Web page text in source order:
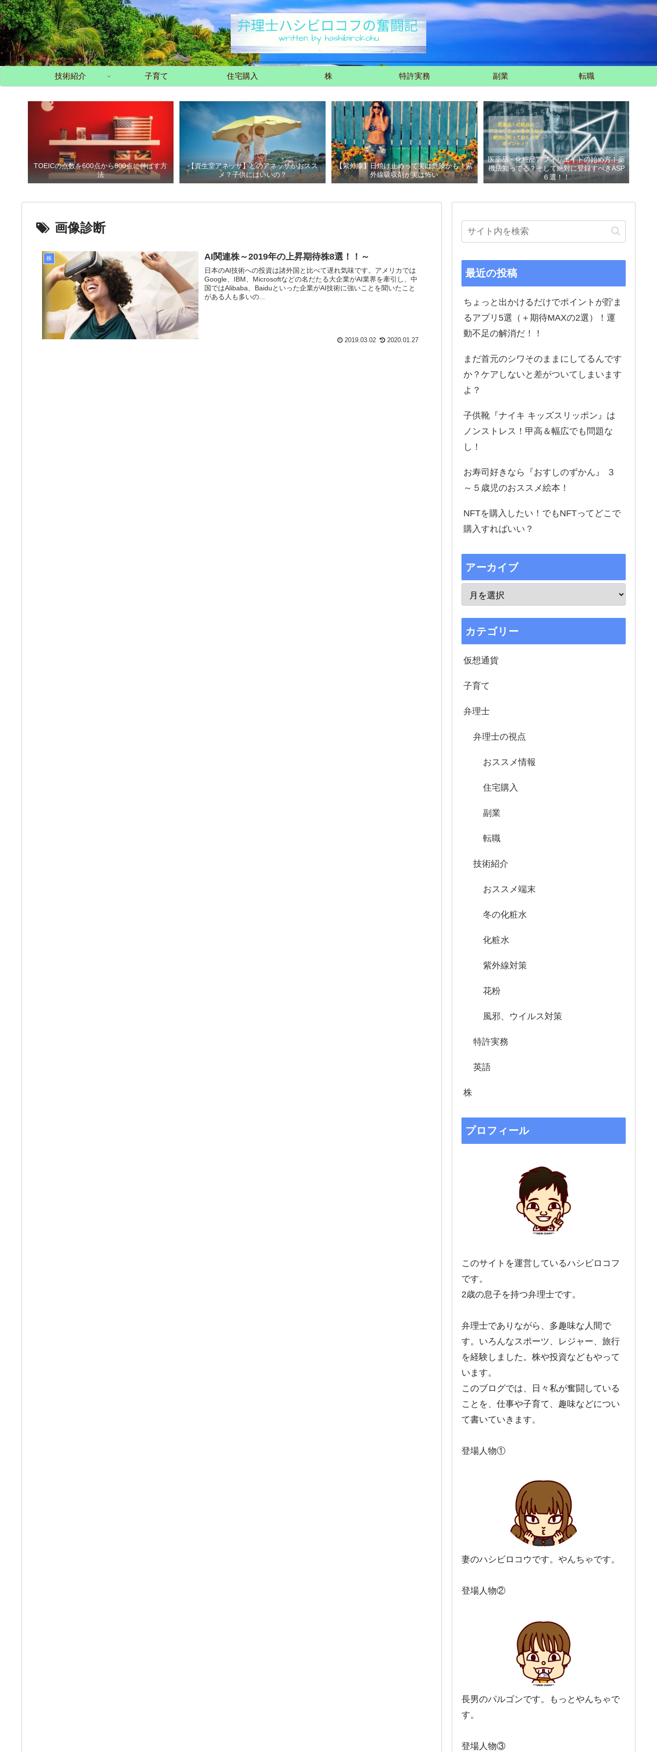
技術紹介 子育て 住宅購入 株 特許実務 副業 転職
TOEICの点数を600点から800点に伸ばす方
法
【資生堂アネッサ】どのアネッサがおスス
メ？子供にはいいの？
【紫外線】日焼け止めって実は危険かも！紫
外線吸収剤が実は怖い
医薬品・化粧品アフィリエイトの始め方！薬
機法知ってる？そして絶対に登録すべきASP
６選！！
画像診断
株 AI関連株～2019年の上昇期待株8選！！～
日本のAI技術への投資は諸外国と比べて遅れ気味です。アメリカでは
Google、IBM、Microsoftなどの名だたる大企業がAI業界を牽引し、中
国ではAlibaba、Baiduといった企業がAI技術に強いことを聞いたこと
がある人も多いの...
2019.03.02 2020.01.27
最近の投稿
ちょっと出かけるだけでポイントが貯ま
るアプリ5選（＋期待MAXの2選）！運
動不足の解消だ！！
まだ首元のシワそのままにしてるんです
か？ケアしないと差がついてしまいます
よ？
子供靴『ナイキ キッズスリッポン』は
ノンストレス！甲高＆幅広でも問題な
し！
お寿司好きなら『おすしのずかん』 ３
～５歳児のおススメ絵本！
NFTを購入したい！でもNFTってどこで
購入すればいい？
アーカイブ
カテゴリー
仮想通貨
子育て
弁理士
弁理士の視点
おススメ情報
住宅購入
副業
転職
技術紹介
おススメ端末
冬の化粧水
化粧水
紫外線対策
花粉
風邪、ウイルス対策
特許実務
英語
株
プロフィール
このサイトを運営しているハシビロコフ
です。
2歳の息子を持つ弁理士です。
弁理士でありながら、多趣味な人間で
す。いろんなスポーツ、レジャー、旅行
を経験しました。株や投資などもやって
います。
このブログでは、日々私が奮闘している
ことを、仕事や子育て、趣味などについ
て書いていきます。
登場人物①
妻のハシビロコウです。やんちゃです。
登場人物②
長男のパルゴンです。もっとやんちゃで
す。
登場人物③